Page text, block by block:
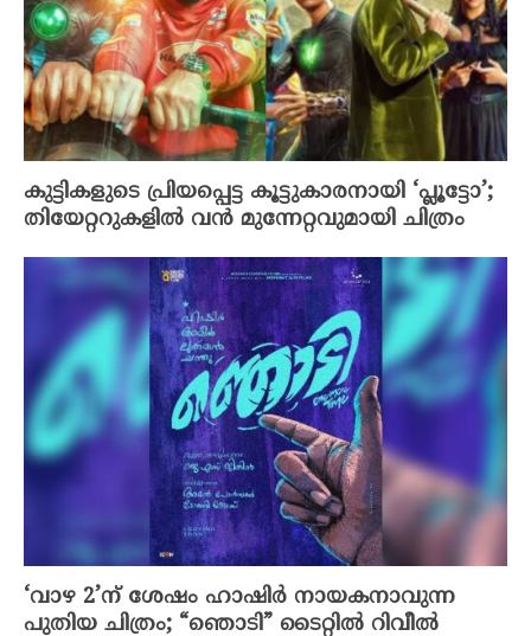
കുട്ടികളുടെ പ്രിയപ്പെട്ട കൂട്ടുകാരനായി ‘പ്ലൂട്ടോ’;
തിയേറ്ററുകളിൽ വൻ മുന്നേറ്റവുമായി ചിത്രം
‘വാഴ 2’ന് ശേഷം ഹാഷിർ നായകനാവുന്ന
പുതിയ ചിത്രം; “ഞൊടി” ടൈറ്റിൽ റിവീൽ